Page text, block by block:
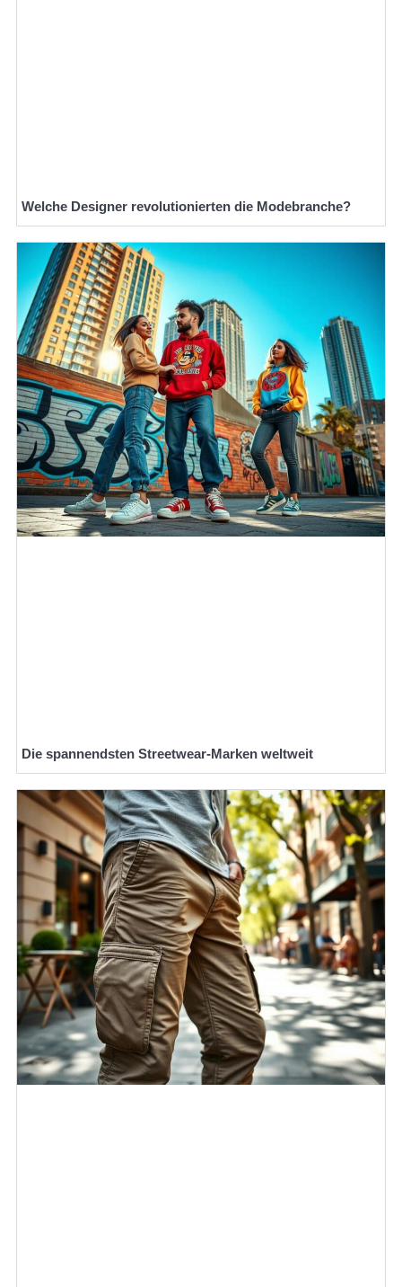
Welche Designer revolutionierten die Modebranche?
Die spannendsten Streetwear-Marken weltweit